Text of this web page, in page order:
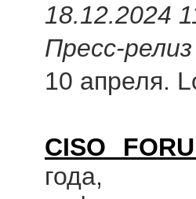
18.12.2024
Пресс-релиз
10 апреля.
CISO
года,